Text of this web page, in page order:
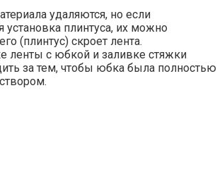
удаляются, но если
установка плинтуса, их можно
(плинтус) скроет лента.
ленты с юбкой и заливке стяжки
за тем, чтобы юбка была полностью